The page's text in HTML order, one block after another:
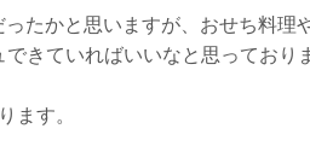
たかと思いますが、おせち料理
きていればいいなと思っており
ます。